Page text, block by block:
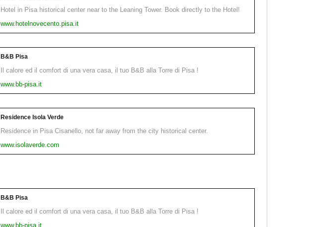
Hotel in Pisa historical center near to the Leaning Tower. Book directly to the Hotel!
www.hotelnovecento.pisa.it
B&B Pisa
Il calore ed il comfort di una vera casa, il tuo B&B alla Torre di Pisa !
www.bb-pisa.it
Residence Isola Verde
Residence in Pisa Cisanello, not far away from the city historical center.
www.isolaverde.com
B&B Pisa
Il calore ed il comfort di una vera casa, il tuo B&B alla Torre di Pisa !
www.bb-pisa.it